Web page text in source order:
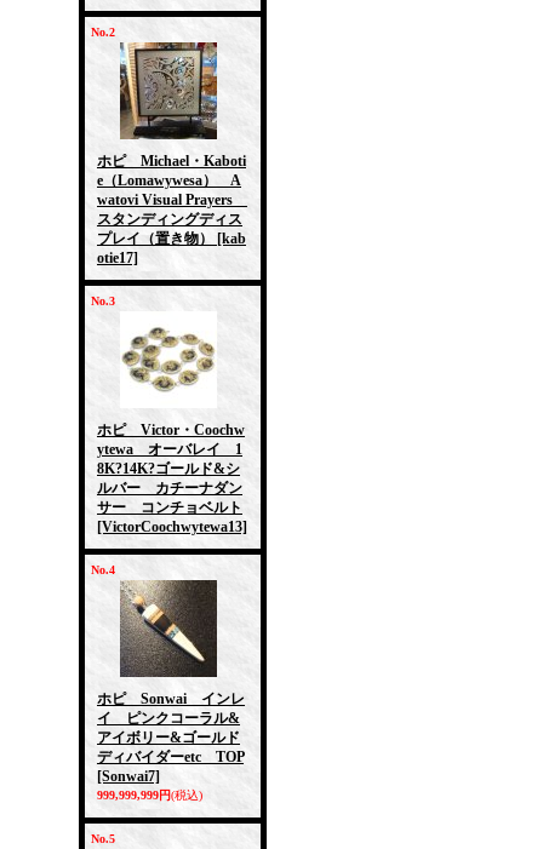
No.2
ホピ Michael・Kaboti
e（Lomawywesa） A
watovi Visual Prayers
スタンディングディス
プレイ（置き物）
[kab
otie17]
No.3
ホピ Victor・Coochw
ytewa オーバレイ 1
8K?14K?ゴールド&シ
ルバー カチーナダン
サー コンチョベルト
[VictorCoochwytewa13]
No.4
ホピ Sonwai インレ
イ ピンクコーラル&
アイボリー&ゴールド
ディバイダーetc TOP
[Sonwai7]
999,999,999円(税込)
No.5